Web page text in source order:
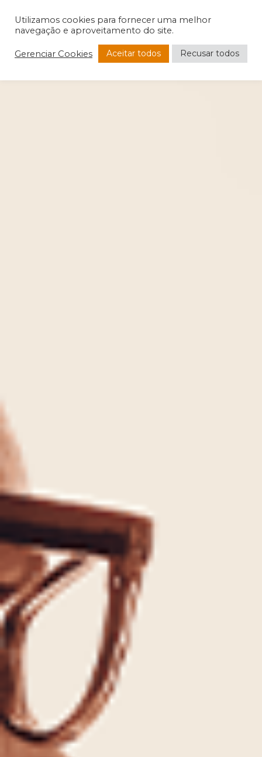
Utilizamos cookies para fornecer uma melhor
navegação e aproveitamento do site.
Gerenciar Cookies Aceitar todos Recusar todos